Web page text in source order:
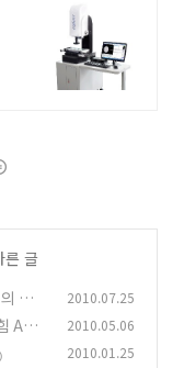
른 글
위치
2010.07.25
APP
2010.05.06
2010.01.25